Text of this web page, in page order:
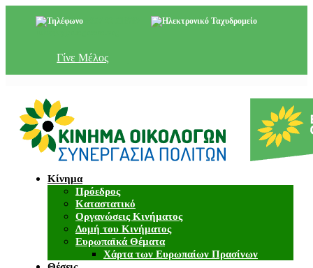
Γίνε Μέλος
Κίνημα
Πρόεδρος
Καταστατικό
Οργανώσεις Κινήματος
Δομή του Κινήματος
Ευρωπαϊκά Θέματα
Χάρτα των Ευρωπαίων Πρασίνων